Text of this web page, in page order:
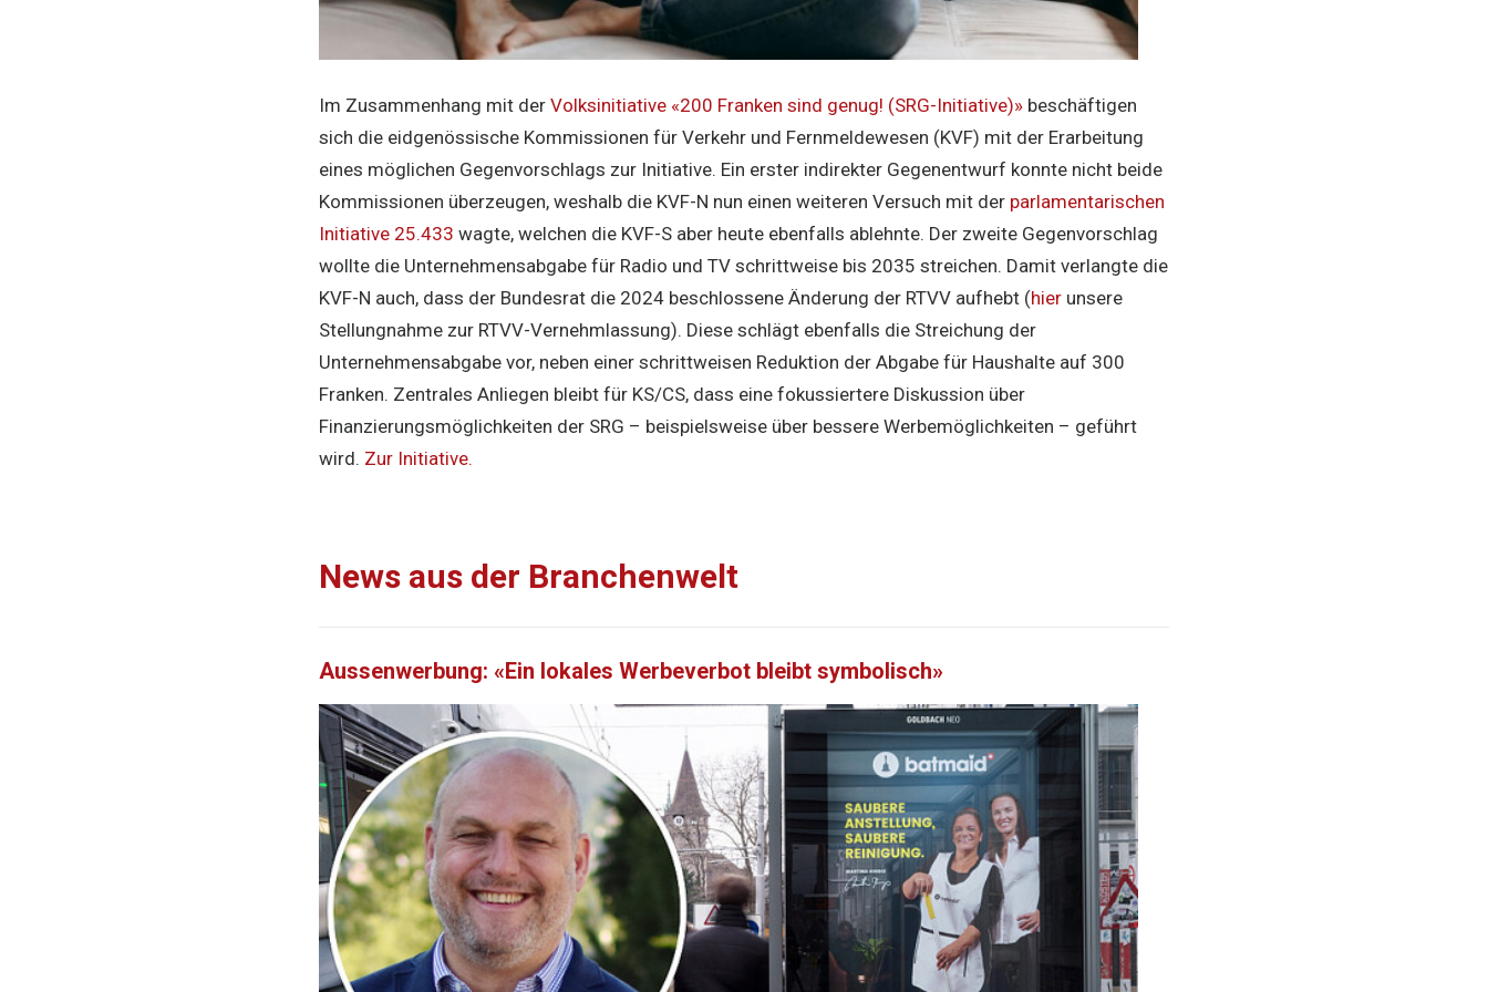
Im Zusammenhang mit der Volksinitiative «200 Franken sind genug! (SRG-Initiative)» beschäftigen
sich die eidgenössische Kommissionen für Verkehr und Fernmeldewesen (KVF) mit der Erarbeitung
eines möglichen Gegenvorschlags zur Initiative. Ein erster indirekter Gegenentwurf konnte nicht beide
Kommissionen überzeugen, weshalb die KVF-N nun einen weiteren Versuch mit der parlamentarischen
Initiative 25.433 wagte, welchen die KVF-S aber heute ebenfalls ablehnte. Der zweite Gegenvorschlag
wollte die Unternehmensabgabe für Radio und TV schrittweise bis 2035 streichen. Damit verlangte die
KVF-N auch, dass der Bundesrat die 2024 beschlossene Änderung der RTVV aufhebt (hier unsere
Stellungnahme zur RTVV-Vernehmlassung). Diese schlägt ebenfalls die Streichung der
Unternehmensabgabe vor, neben einer schrittweisen Reduktion der Abgabe für Haushalte auf 300
Franken. Zentrales Anliegen bleibt für KS/CS, dass eine fokussiertere Diskussion über
Finanzierungsmöglichkeiten der SRG – beispielsweise über bessere Werbemöglichkeiten – geführt
wird. Zur Initiative.
News aus der Branchenwelt
Aussenwerbung: «Ein lokales Werbeverbot bleibt symbolisch»